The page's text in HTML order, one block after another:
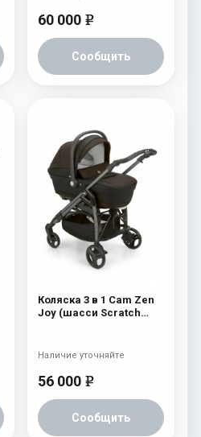
60 000 e
Сообщить
Коляска 3 в 1 Cam Zen
Joy (шасси Scratch
56 000 e
Сообщить
Наличие уточняйте